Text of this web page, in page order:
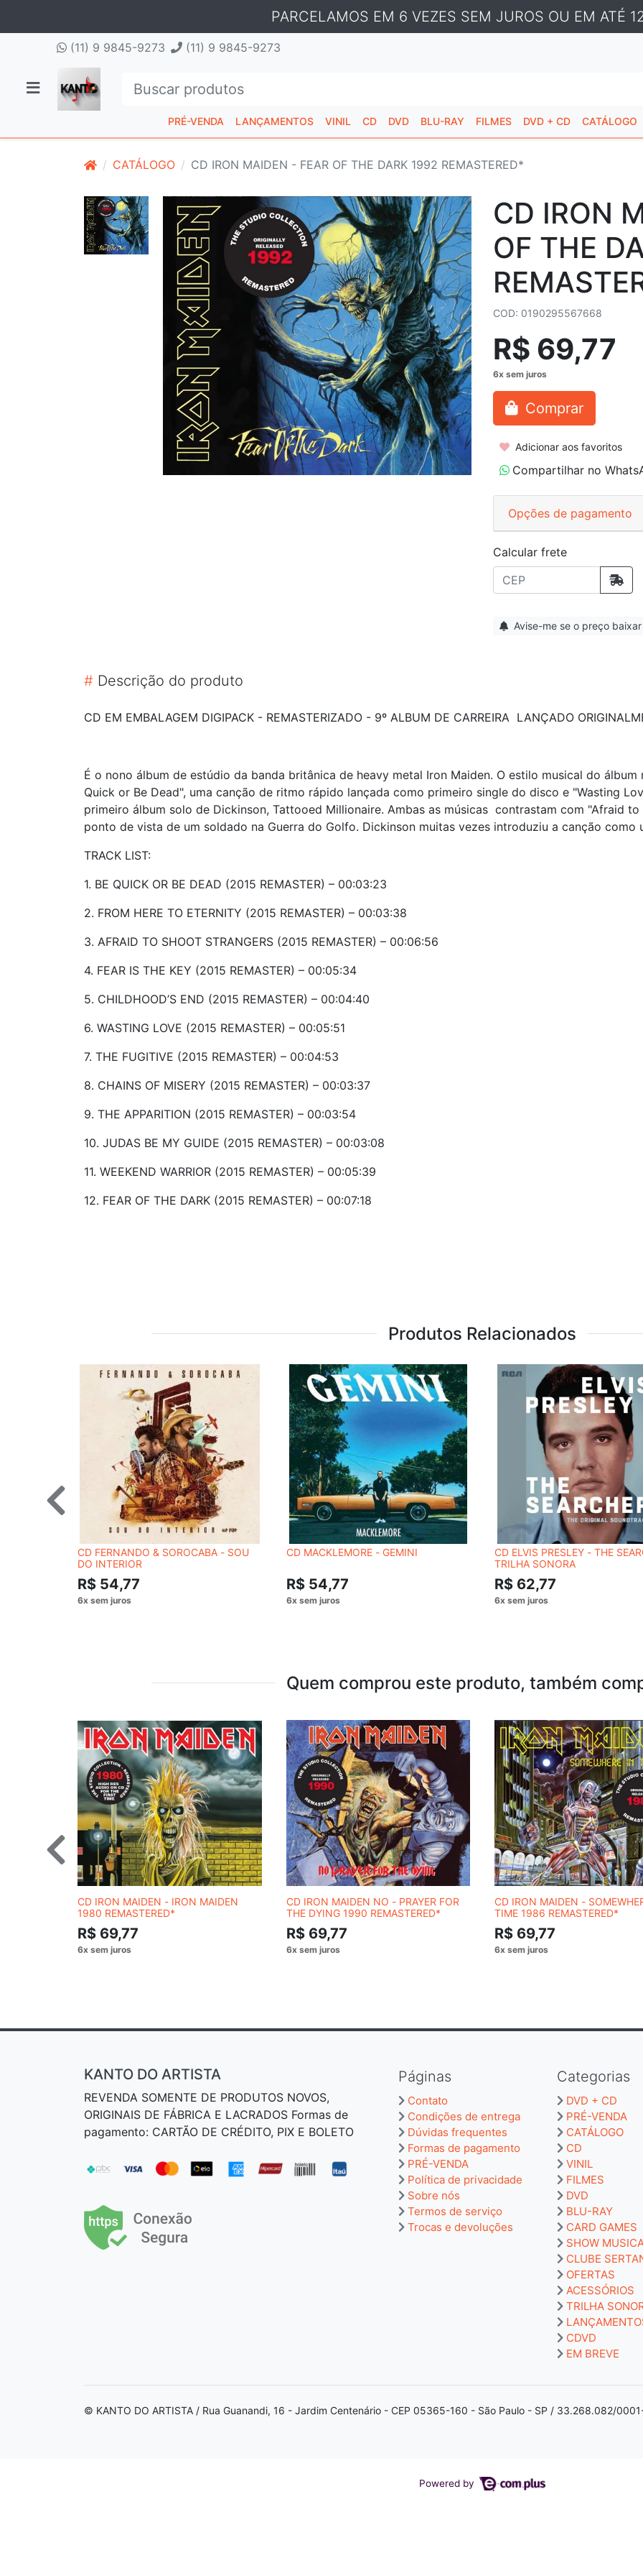
PARCELAMOS EM 6 VEZES SEM JUROS OU EM ATÉ
(11) 9 9845-9273 (11) 9 9845-9273
PRÉ-VENDA LANÇAMENTOS VINIL CD DVD BLU-RAY FILMES DVD + CD CATÁLOGO
CATÁLOGO CD IRON MAIDEN - FEAR OF THE DARK 1992 REMASTERED*
CD IRON
OF THE
COD: 0190295567668
R$ 69,77
Comprar
Adicionar aos favoritos
Compartilhar no
Opções de pagamento
Calcular frete
Avise-me se o preço baixar
# Descrição do produto
CD EM EMBALAGEM DIGIPACK - REMASTERIZADO - 9º ALBUM DE CARREIRA LANÇADO
É o nono álbum de estúdio da banda britânica de heavy metal Iron Maiden. O estilo musical do
Quick or Be Dead", uma canção de ritmo rápido lançada como primeiro single do disco e "Wasting
primeiro álbum solo de Dickinson, Tattooed Millionaire. Ambas as músicas contrastam com "Afraid
ponto de vista de um soldado na Guerra do Golfo. Dickinson muitas vezes introduziu a canção como
TRACK LIST:
1. BE QUICK OR BE DEAD (2015 REMASTER) – 00:03:23
2. FROM HERE TO ETERNITY (2015 REMASTER) – 00:03:38
3. AFRAID TO SHOOT STRANGERS (2015 REMASTER) – 00:06:56
4. FEAR IS THE KEY (2015 REMASTER) – 00:05:34
5. CHILDHOOD’S END (2015 REMASTER) – 00:04:40
6. WASTING LOVE (2015 REMASTER) – 00:05:51
7. THE FUGITIVE (2015 REMASTER) – 00:04:53
8. CHAINS OF MISERY (2015 REMASTER) – 00:03:37
9. THE APPARITION (2015 REMASTER) – 00:03:54
10. JUDAS BE MY GUIDE (2015 REMASTER) – 00:03:08
11. WEEKEND WARRIOR (2015 REMASTER) – 00:05:39
12. FEAR OF THE DARK (2015 REMASTER) – 00:07:18
Produtos Relacionados
CD FERNANDO & SOROCABA - SOU
DO INTERIOR
R$ 54,77
CD MACKLEMORE - GEMINI
R$ 54,77
CD ELVIS PRESLEY - THE
TRILHA SONORA
R$ 62,77
Quem comprou este produto, também
CD IRON MAIDEN - IRON MAIDEN
1980 REMASTERED*
R$ 69,77
CD IRON MAIDEN NO - PRAYER FOR
THE DYING 1990 REMASTERED*
R$ 69,77
CD IRON MAIDEN -
TIME 1986 REMASTERED*
R$ 69,77
Páginas
Contato
Condições de entrega
Dúvidas frequentes
Formas de pagamento
PRÉ-VENDA
Política de privacidade
Sobre nós
Termos de serviço
Trocas e devoluções
Categorias
DVD + CD
PRÉ-VENDA
CATÁLOGO
CD
VINIL
FILMES
DVD
BLU-RAY
CARD GAMES
SHOW
CLUBE
OFERTAS
ACESSÓRIOS
TRILHA
CDVD
EM BREVE
KANTO DO ARTISTA
REVENDA SOMENTE DE PRODUTOS NOVOS,
ORIGINAIS DE FÁBRICA E LACRADOS Formas de
pagamento: CARTÃO DE CRÉDITO, PIX E BOLETO
© KANTO DO ARTISTA / Rua Guanandi, 16 - Jardim Centenário - CEP 05365-160 - São Paulo - SP / 33.268.082/
Powered by